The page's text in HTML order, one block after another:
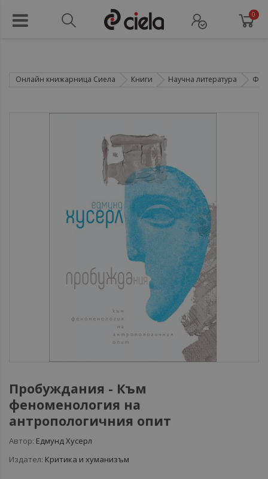
0
Онлайн книжарница Сиела Книги Научна литература
Пробуждания - Към
феноменология на
антропологичния опит
Автор: Едмунд Хусерл
Издател: Критика и хуманизъм